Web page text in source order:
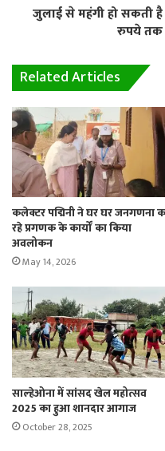
जुलाई से महंगी हो सकती
रुपये तक
Related Articles
कलेक्टर पद्मिनी ने घर घर जनगणना
रहे प्रगणक के कार्यों का किया
अवलोकन
May 14, 2026
साल्हेओना में सांसद खेल महोत्सव
2025 का हुआ शानदार आगाज
October 28, 2025